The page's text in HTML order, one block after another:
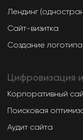
Лендинг
Сайт-визитка
Создание логотипа
Цифровизация
Корпоративный
Поисковая
Аудит сайта